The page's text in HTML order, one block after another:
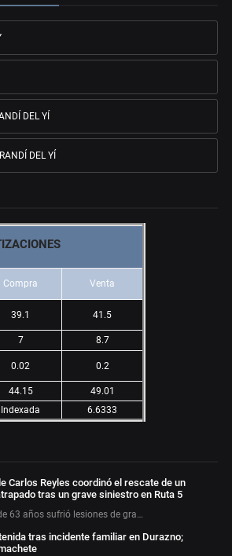
DEL YÍ
DEL YÍ
Compra Venta
39.1 41.5
7 8.7
0.02 0.2
44.15
49.01
Indexada 6.6333
Carlos Reyles coordinó el rescate de un
tras un grave siniestro en Ruta 5
63 años sufrió lesiones de gra…
tras incidente familiar en Durazno;